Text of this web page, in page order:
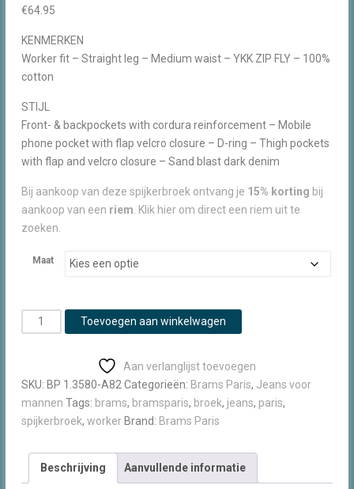
€64.95
KENMERKEN
Worker fit – Straight leg – Medium waist – YKK ZIP FLY – 100%
cotton
STIJL
Front- & backpockets with cordura reinforcement – Mobile
phone pocket with flap velcro closure – D-ring – Thigh pockets
with flap and velcro closure – Sand blast dark denim
Bij aankoop van deze spijkerbroek ontvang je 15% korting bij
aankoop van een riem . Klik hier om direct een riem uit te
zoeken.
Maat
Brams
Paris
blast
dark
aantal
Toevoegen aan winkelwagen
Aan verlanglijst toevoegen
SKU: BP 1.3580-A82 Categorieën: Brams Paris, Jeans voor
mannen Tags: brams, bramsparis, broek, jeans, paris,
spijkerbroek, worker Brand: Brams Paris
Beschrijving Aanvullende informatie